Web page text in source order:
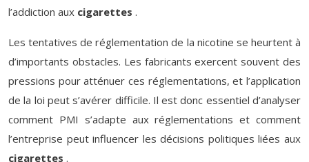
l’addiction aux cigarettes .
Les tentatives de réglementation de la nicotine se heurtent à
d’importants obstacles. Les fabricants exercent souvent des
pressions pour atténuer ces réglementations, et l’application
de la loi peut s’avérer difficile. Il est donc essentiel d’analyser
comment PMI s’adapte aux réglementations et comment
l’entreprise peut influencer les décisions politiques liées aux
cigarettes .